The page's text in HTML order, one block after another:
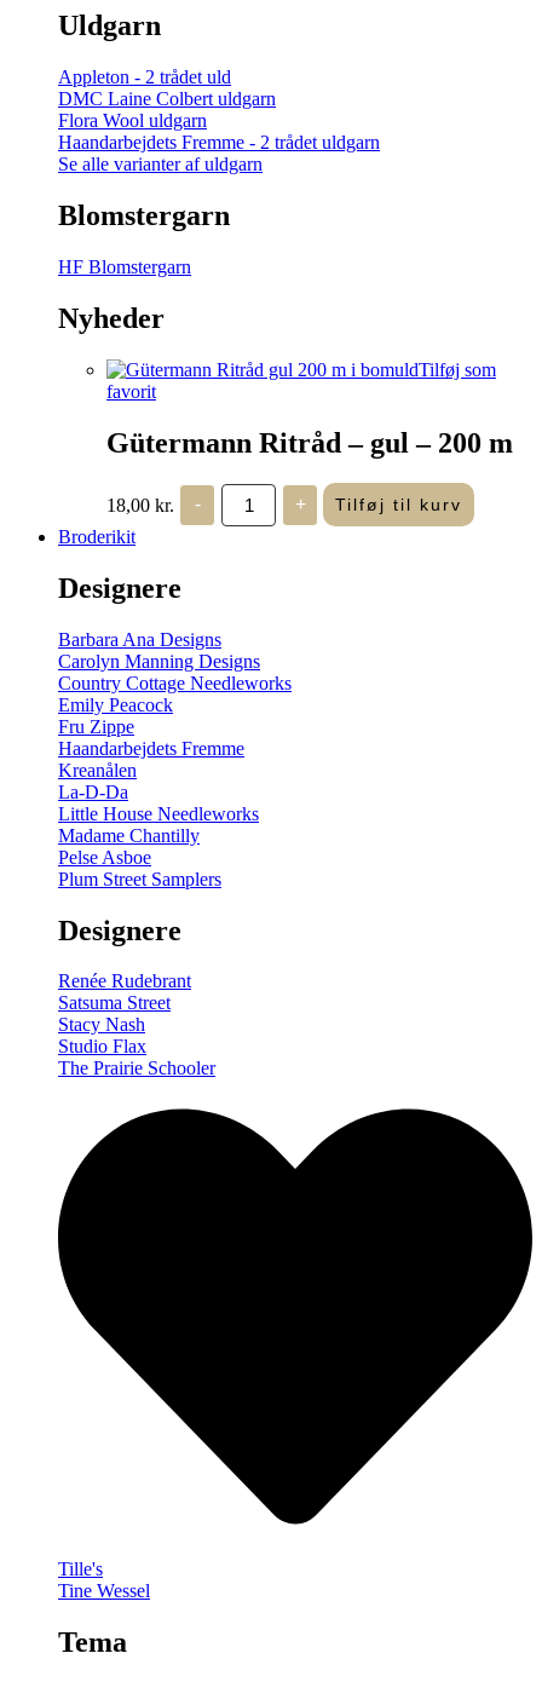
Uldgarn
Appleton - 2 trådet uld
DMC Laine Colbert uldgarn
Flora Wool uldgarn
Haandarbejdets Fremme - 2 trådet uldgarn
Se alle varianter af uldgarn
Blomstergarn
HF Blomstergarn
Nyheder
Tilføj som
favorit
Gütermann Ritråd – gul – 200 m
18,00 kr. -
Gütermann
Ritråd
-
+ Tilføj til kurv
Broderikit
Designere
Barbara Ana Designs
Carolyn Manning Designs
Country Cottage Needleworks
Emily Peacock
Fru Zippe
Haandarbejdets Fremme
Kreanålen
La-D-Da
Little House Needleworks
Madame Chantilly
Pelse Asboe
Plum Street Samplers
Designere
Renée Rudebrant
Satsuma Street
Stacy Nash
Studio Flax
The Prairie Schooler
Tille's
Tine Wessel
Tema